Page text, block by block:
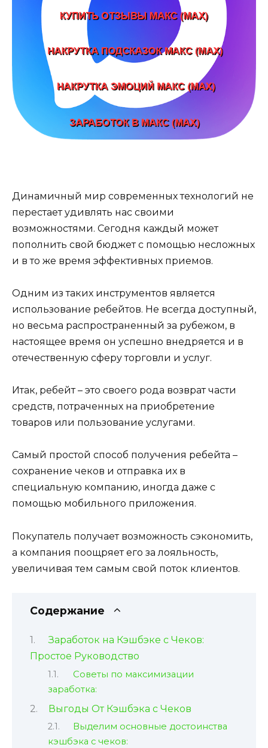
Динамичный мир современных технологий не
перестает удивлять нас своими
возможностями. Сегодня каждый может
пополнить свой бюджет с помощью несложных
и в то же время эффективных приемов.
Одним из таких инструментов является
использование ребейтов. Не всегда доступный,
но весьма распространенный за рубежом, в
настоящее время он успешно внедряется и в
отечественную сферу торговли и услуг.
Итак, ребейт – это своего рода возврат части
средств, потраченных на приобретение
товаров или пользование услугами.
Самый простой способ получения ребейта –
сохранение чеков и отправка их в
специальную компанию, иногда даже с
помощью мобильного приложения.
Покупатель получает возможность сэкономить,
а компания поощряет его за лояльность,
увеличивая тем самым свой поток клиентов.
Содержание
Заработок на Кэшбэке с Чеков:
Простое Руководство
Советы по максимизации
заработка:
Выгоды От Кэшбэка с Чеков
Выделим основные достоинства
кэшбэка с чеков: